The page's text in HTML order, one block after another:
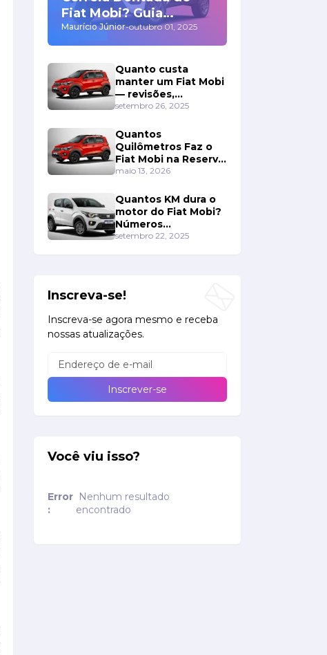
Fiat Mobi? Guia
Completo!
Maurício Júnior-outubro 01, 2025
Quanto custa
manter um Fiat Mobi
— revisões,
manutenção e custo
setembro 26, 2025
Quantos
Quilômetros Faz o
Fiat Mobi na Reserva
de Combustível?
os Números!
maio 13, 2026
Quantos KM dura o
motor do Fiat Mobi?
Números
Impressionam!
setembro 22, 2025
Inscreva-se!
Inscreva-se agora mesmo e receba
nossas atualizações.
Você viu isso?
Error
:
Nenhum resultado
encontrado